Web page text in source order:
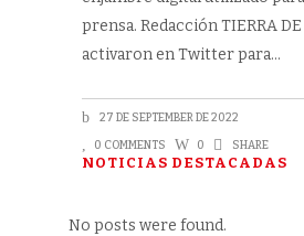
prensa. Redacción TIERRA DE
activaron en Twitter para
27 DE SEPTEMBER DE 2022
0 COMMENTS 0 SHARE
NOTICIAS DESTACADAS
No posts were found.